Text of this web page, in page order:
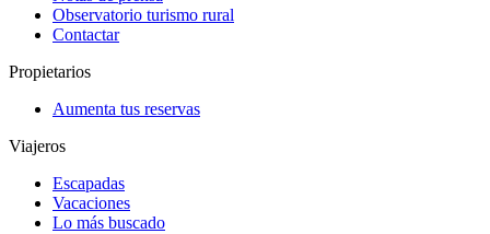
Observatorio turismo rural
Contactar
Propietarios
Aumenta tus reservas
Viajeros
Escapadas
Vacaciones
Lo más buscado